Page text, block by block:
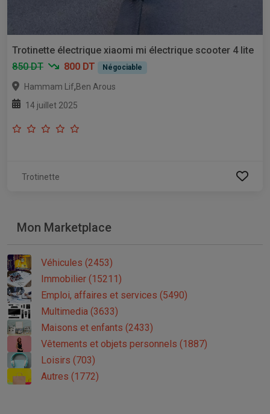
Trotinette électrique xiaomi mi électrique scooter 4 lite
850 DT
800 DT Négociable
Hammam Lif,Ben Arous
14 juillet 2025
Trotinette
Mon Marketplace
Véhicules (2453)
Immobilier (15211)
Emploi, affaires et services (5490)
Multimedia (3633)
Maisons et enfants (2433)
Vêtements et objets personnels (1887)
Loisirs (703)
Autres (1772)